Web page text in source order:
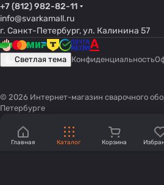
+7 (812) 982-82-11
info@svarkamall.ru
г. Санкт-Петербург, ул. Калинина 57
Светлая тема Конфиденциальность
© 2026 Интернет-магазин сварочного
Петербурге
Главная Каталог Корзина